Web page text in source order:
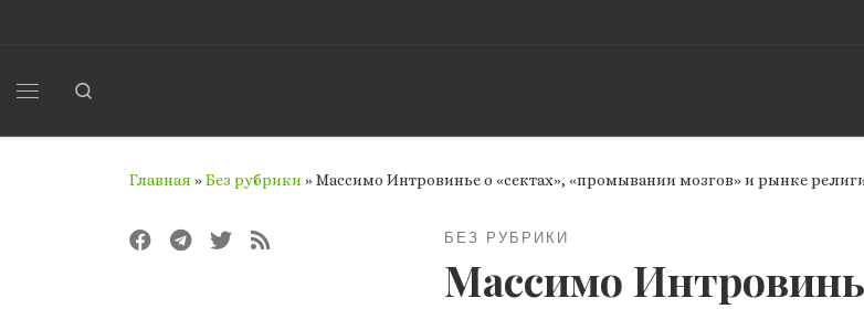
Главная »Без рубрики »Массимо Интровинье о «сектах», «промывании мозгов» и рынке
БЕЗ РУБРИКИ
Массимо